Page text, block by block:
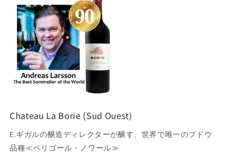
Chateau La Borie (Sud Ouest)
E.ギガルの醸造ディレクターが醸す、世界で唯一のブドウ
品種≪ペリゴール・ノワール≫